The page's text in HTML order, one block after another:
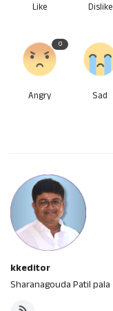
Like Dislike
0
Angry Sad
kkeditor
Sharanagouda Patil pala